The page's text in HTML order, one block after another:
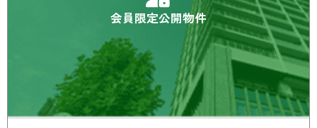
会員限定公開物件